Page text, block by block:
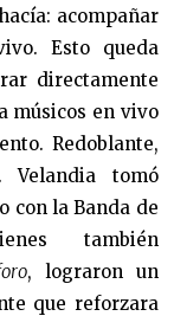
acompañar
Esto queda
directamente
músicos en vivo
Redoblante,
Velandia tomó
con la Banda de
también
, lograron un
que reforzara